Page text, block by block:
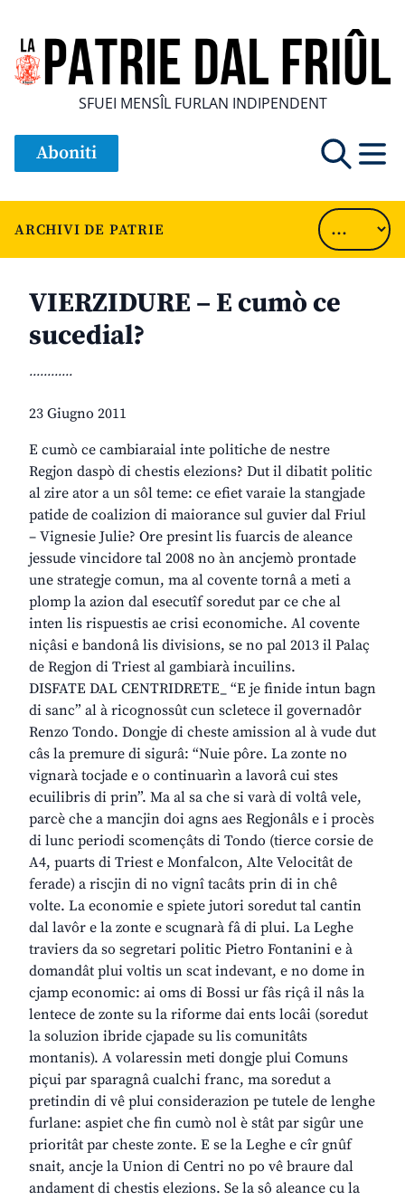
SFUEI MENSÎL FURLAN INDIPENDENT
Aboniti
ARCHIVI DE PATRIE
VIERZIDURE – E cumò ce
sucedial?
............
23 Giugno 2011
E cumò ce cambiaraial inte politiche de nestre
Regjon daspò di chestis elezions? Dut il dibatit politic
al zire ator a un sôl teme: ce efiet varaie la stangjade
patide de coalizion di maiorance sul guvier dal Friul
– Vignesie Julie? Ore presint lis fuarcis de aleance
jessude vincidore tal 2008 no àn ancjemò prontade
une strategje comun, ma al covente tornâ a meti a
plomp la azion dal esecutîf soredut par ce che al
inten lis rispuestis ae crisi economiche. Al covente
niçâsi e bandonâ lis divisions, se no pal 2013 il Palaç
de Regjon di Triest al gambiarà incuilins.
DISFATE DAL CENTRIDRETE_ “E je finide intun bagn
di sanc” al à ricognossût cun scletece il governadôr
Renzo Tondo. Dongje di cheste amission al à vude dut
câs la premure di sigurâ: “Nuie pôre. La zonte no
vignarà tocjade e o continuarìn a lavorâ cui stes
ecuilibris di prin”. Ma al sa che si varà di voltâ vele,
parcè che a mancjin doi agns aes Regjonâls e i procès
di lunc periodi scomençâts di Tondo (tierce corsie de
A4, puarts di Triest e Monfalcon, Alte Velocitât de
ferade) a riscjin di no vignî tacâts prin di in chê
volte. La economie e spiete jutori soredut tal cantin
dal lavôr e la zonte e scugnarà fâ di plui. La Leghe
traviers da so segretari politic Pietro Fontanini e à
domandât plui voltis un scat indevant, e no dome in
cjamp economic: ai oms di Bossi ur fâs riçâ il nâs la
lentece de zonte su la riforme dai ents locâi (soredut
la soluzion ibride cjapade su lis comunitâts
montanis). A volaressin meti dongje plui Comuns
piçui par sparagnâ cualchi franc, ma soredut a
pretindin di vê plui considerazion pe tutele de lenghe
furlane: aspiet che fin cumò nol è stât par sigûr une
prioritât par cheste zonte. E se la Leghe e cîr gnûf
snait, ancje la Union di Centri no po vê braure dal
andament di chestis elezions. Se la sô aleance cu la